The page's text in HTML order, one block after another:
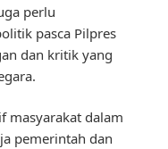
perlu
pasca Pilpres
dan kritik yang
masyarakat dalam
pemerintah dan